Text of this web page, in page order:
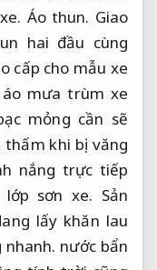
Áo thun. Giao
hai đầu cùng
cấp cho mẫu xe
áo mưa trùm xe
mỏng cần sẽ
khi bị văng
nắng trực tiếp
sơn xe. Sản
lấy khăn lau
nhanh. nước bẩn